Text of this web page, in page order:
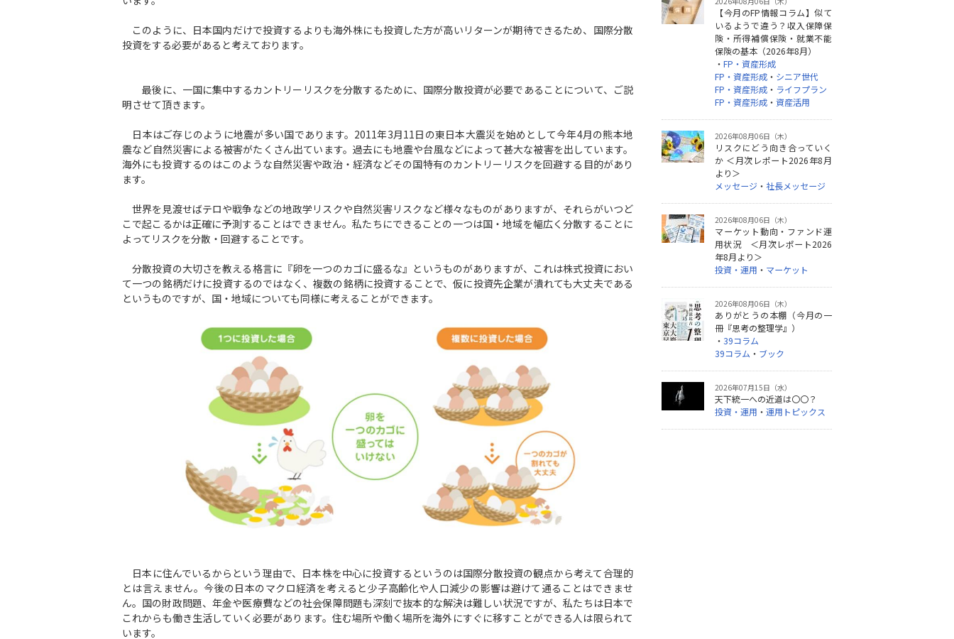
このように、日本国内だけで投資するよりも海外株にも投資した方が高いリターンが期待できるため、国際分散
投資をする必要があると考えております。
最後に、一国に集中するカントリーリスクを分散するために、国際分散投資が必要であることについて、ご説
明させて頂きます。
日本はご存じのように地震が多い国であります。2011年3月11日の東日本大震災を始めとして今年4月の熊本地
震など自然災害による被害がたくさん出ています。過去にも地震や台風などによって甚大な被害を出しています。
海外にも投資するのはこのような自然災害や政治・経済などその国特有のカントリーリスクを回避する目的があり
ます。
世界を見渡せばテロや戦争などの地政学リスクや自然災害リスクなど様々なものがありますが、それらがいつど
こで起こるかは正確に予測することはできません。私たちにできることの一つは国・地域を幅広く分散することに
よってリスクを分散・回避することです。
分散投資の大切さを教える格言に『卵を一つのカゴに盛るな』というものがありますが、これは株式投資におい
て一つの銘柄だけに投資するのではなく、複数の銘柄に投資することで、仮に投資先企業が潰れても大丈夫である
というものですが、国・地域についても同様に考えることができます。
日本に住んでいるからという理由で、日本株を中心に投資するというのは国際分散投資の観点から考えて合理的
とは言えません。今後の日本のマクロ経済を考えると少子高齢化や人口減少の影響は避けて通ることはできませ
ん。国の財政問題、年金や医療費などの社会保障問題も深刻で抜本的な解決は難しい状況ですが、私たちは日本で
これからも働き生活していく必要があります。住む場所や働く場所を海外にすぐに移すことができる人は限られて
います。
【今月のFP情報コラム】似て
いるようで違う？収入保障保
険・所得補償保険・就業不能
保険の基本（2026年8月）
・ FP・資産形成
FP・資産形成 ・ シニア世代
FP・資産形成 ・ ライフプラン
FP・資産形成 ・ 資産活用
2026年08月06日（木）
リスクにどう向き合っていく
か ＜月次レポート2026年8月
より＞
メッセージ ・ 社長メッセージ
2026年08月06日（木）
マーケット動向・ファンド運
用状況 ＜月次レポート2026
年8月より＞
投資・運用 ・ マーケット
2026年08月06日（木）
ありがとうの本棚（今月の一
冊『思考の整理学』）
・ 39コラム
39コラム ・ ブック
2026年07月15日（水）
天下統一への近道は〇〇？
投資・運用 ・ 運用トピックス